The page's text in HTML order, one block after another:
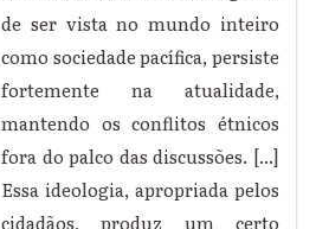
de ser vista no mundo inteiro
como sociedade pacífica, persiste
fortemente na atualidade,
mantendo os conflitos étnicos
fora do palco das discussões. [...]
Essa ideologia, apropriada pelos
cidadãos, produz um certo